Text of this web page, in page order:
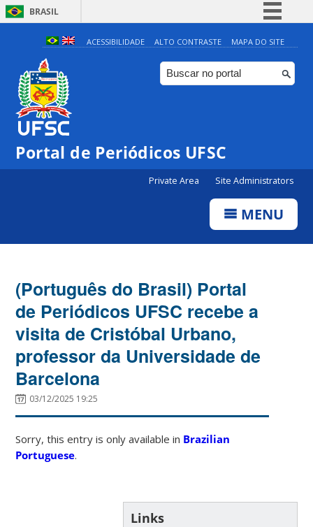
BRASIL
Simplifique!
Comunica BR
Participe
Canais
ACESSIBILIDADE ALTO CONTRASTE MAPA DO SITE
Portal de Periódicos UFSC
Private Area Site Administrators
MENU
(Português do Brasil) Portal
de Periódicos UFSC recebe a
visita de Cristóbal Urbano,
professor da Universidade de
Barcelona
03/12/2025 19:25
Sorry, this entry is only available in Brazilian
Portuguese.
Links